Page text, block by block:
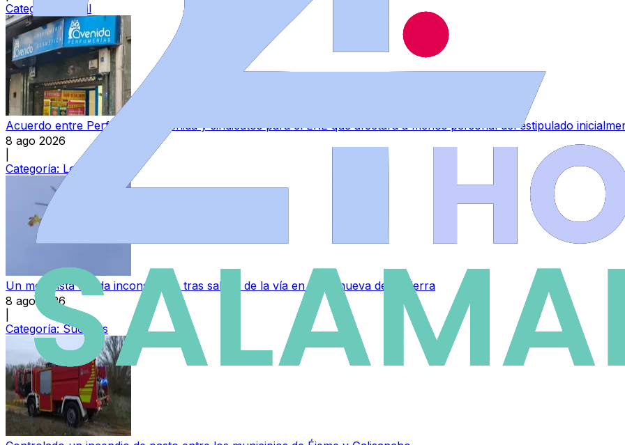
Categoría:
Local
Acuerdo entre Perfumerías Avenida y sindicatos para el ERE que afectará a menos personal del estipulado
8 ago 2026
Categoría: Local
Un motorista queda inconsciente tras salirse de la vía en Aldeanueva de la Sierra
8 ago 2026
Categoría: Sucesos